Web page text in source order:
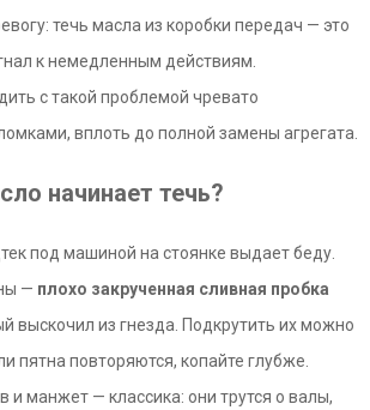
течь масла из коробки передач — это
к немедленным действиям.
с такой проблемой чревато
вплоть до полной замены агрегата.
начинает течь?
под машиной на стоянке выдает беду.
— плохо закрученная сливная пробка
выскочил из гнезда. Подкрутить их можно
пятна повторяются, копайте глубже.
и манжет — классика: они трутся о валы,